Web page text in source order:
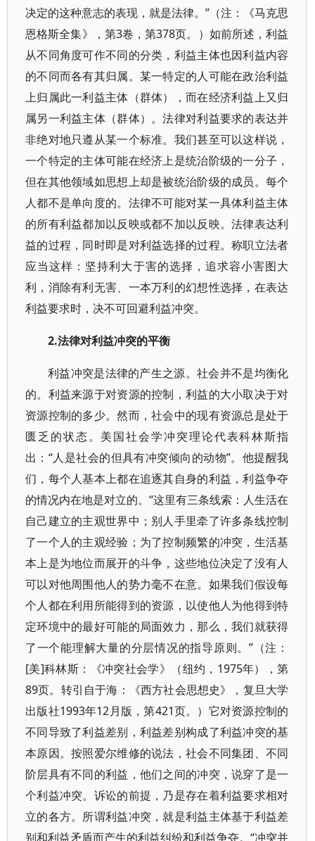
决定的这种意志的表现，就是法律。”（注：《马克思
恩格斯全集》，第3卷，第378页。）如前所述，利益
从不同角度可作不同的分类，利益主体也因利益内容
的不同而各有其归属。某一特定的人可能在政治利益
上归属此一利益主体（群体），而在经济利益上又归
属另一利益主体（群体）。法律对利益要求的表达并
非绝对地只遵从某一个标准。我们甚至可以这样说，
一个特定的主体可能在经济上是统治阶级的一分子，
但在其他领域如思想上却是被统治阶级的成员。每个
人都不是单向度的。法律不可能对某一具体利益主体
的所有利益都加以反映或都不加以反映。法律表达利
益的过程，同时即是对利益选择的过程。称职立法者
应当这样：坚持利大于害的选择，追求容小害图大
利，消除有利无害、一本万利的幻想性选择，在表达
利益要求时，决不可回避利益冲突。
2.法律对利益冲突的平衡
利益冲突是法律的产生之源。社会并不是均衡化
的。利益来源于对资源的控制，利益的大小取决于对
资源控制的多少。然而，社会中的现有资源总是处于
匮乏的状态。美国社会学冲突理论代表科林斯指
出：“人是社会的但具有冲突倾向的动物”。他提醒我
们，每个人基本上都在追逐其自身的利益，利益争夺
的情况内在地是对立的。“这里有三条线索：人生活在
自己建立的主观世界中；别人手里牵了许多条线控制
了一个人的主观经验；为了控制频繁的冲突，生活基
本上是为地位而展开的斗争，这些地位决定了没有人
可以对他周围他人的势力毫不在意。如果我们假设每
个人都在利用所能得到的资源，以使他人为他得到特
定环境中的最好可能的局面效力，那么，我们就获得
了一个能理解大量的分层情况的指导原则。”（注：
[美]科林斯：《冲突社会学》（纽约，1975年），第
89页。转引自于海：《西方社会思想史》，复旦大学
出版社1993年12月版，第421页。）它对资源控制的
不同导致了利益差别，利益差别构成了利益冲突的基
本原因。按照爱尔维修的说法，社会不同集团、不同
阶层具有不同的利益，他们之间的冲突，说穿了是一
个利益冲突。诉讼的前提，乃是存在着利益要求相对
立的各方。所谓利益冲突，就是利益主体基于利益差
别和利益矛盾而产生的利益纠纷和利益争夺。“冲突并